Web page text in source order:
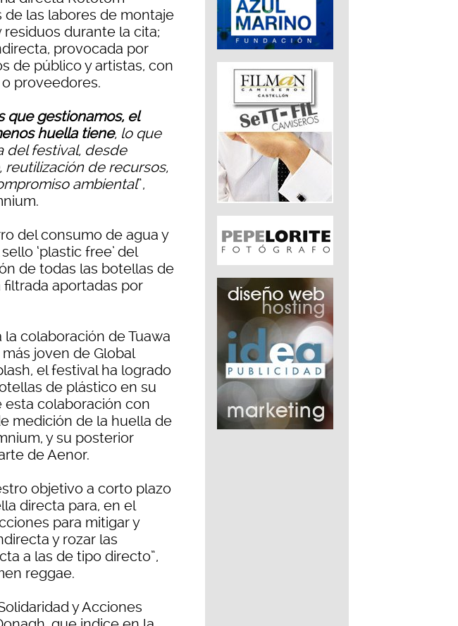
de las labores de montaje
durante la cita;
provocada por
de público y artistas, con
proveedores.
que gestionamos, el
huella tiene, lo que
del festival, desde
reutilización de recursos,
ambiental”,
del consumo de agua y
‘plastic free’ del
de todas las botellas de
aportadas por
colaboración de Tuawa
joven de Global
el festival ha logrado
de plástico en su
esta colaboración con
medición de la huella de
y su posterior
de Aenor.
objetivo a corto plazo
directa para, en el
para mitigar y
y rozar las
a las de tipo directo”,
reggae.
y Acciones